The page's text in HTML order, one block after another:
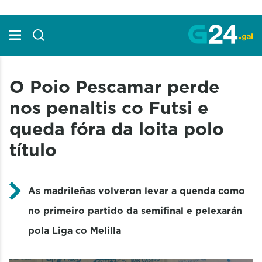
O Poio Pescamar perde
nos penaltis co Futsi e
queda fóra da loita polo
título
As madrileñas volveron levar a quenda como
no primeiro partido da semifinal e pelexarán
pola Liga co Melilla